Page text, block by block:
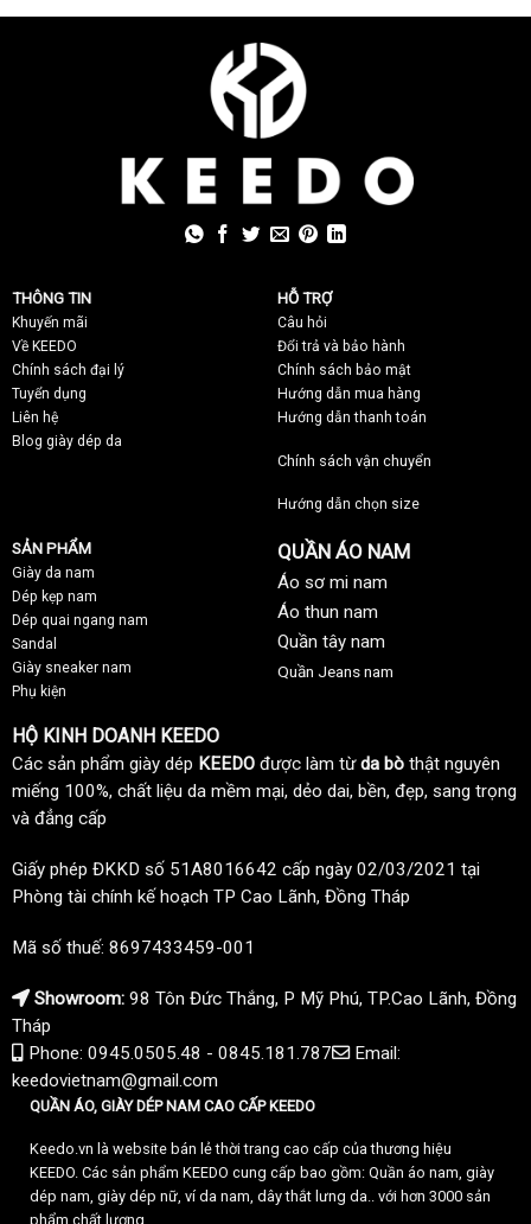
THÔNG TIN
Khuyến mãi
Về KEEDO
Chính sách đại lý
Tuyển dụng
Liên hệ
Blog giày dép da
HỖ TRỢ
Câu hỏi
Đổi trả và bảo hành
Chính sách bảo mật
Hướng dẫn mua hàng
Hướng dẫn thanh toán
Chính sách vận chuyển
Hướng dẫn chọn size
SẢN PHẨM
Giày da nam
Dép kẹp nam
Dép quai ngang nam
Sandal
Giày sneaker nam
Phụ kiện
QUẦN ÁO NAM
Áo sơ mi nam
Áo thun nam
Quần tây nam
Quần Jeans nam
HỘ KINH DOANH KEEDO
Các sản phẩm giày dép KEEDO được làm từda bò thật nguyên
miếng 100%, chất liệu da mềm mại, dẻo dai, bền, đẹp, sang trọng
và đẳng cấp
Giấy phép ĐKKD số 51A8016642 cấp ngày 02/03/2021 tại
Phòng tài chính kế hoạch TP Cao Lãnh, Đồng Tháp
Mã số thuế: 8697433459-001
Showroom: 98 Tôn Đức Thắng, P Mỹ Phú, TP.Cao Lãnh, Đồng
Tháp
Phone: 0945.0505.48 - 0845.181.787
Email:
keedovietnam@gmail.com
QUẦN ÁO, GIÀY DÉP NAM CAO CẤP KEEDO
Keedo.vn là website bán lẻ thời trang cao cấp của thương hiệu
KEEDO. Các sản phẩm KEEDO cung cấp bao gồm: Quần áo nam, giày
dép nam, giày dép nữ, ví da nam, dây thắt lưng da.. với hơn 3000 sản
phẩm chất lượng.